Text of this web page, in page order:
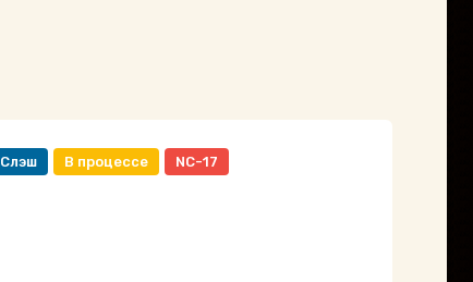
Слэш В процессе NC-17